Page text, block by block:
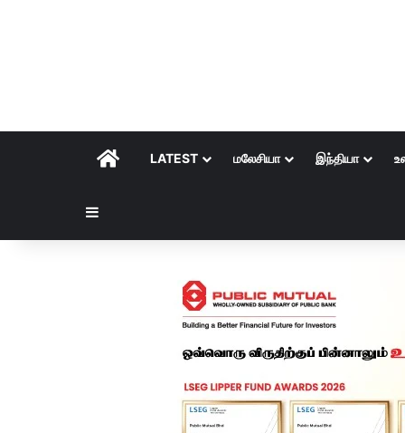
HOMELATEST மலேசியா இந்தியா